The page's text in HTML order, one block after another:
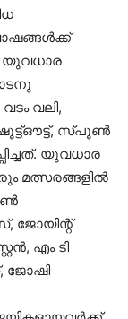
യുവധാര
വലി,
സ്പൂണ്‍
യുവധാര
മത്സരങ്ങളില്‍
ജോയിന്റ്
എം ടി
ജോഷി